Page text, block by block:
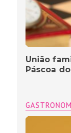
União
Páscoa